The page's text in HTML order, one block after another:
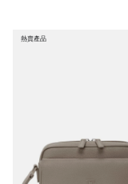
熱賣產品